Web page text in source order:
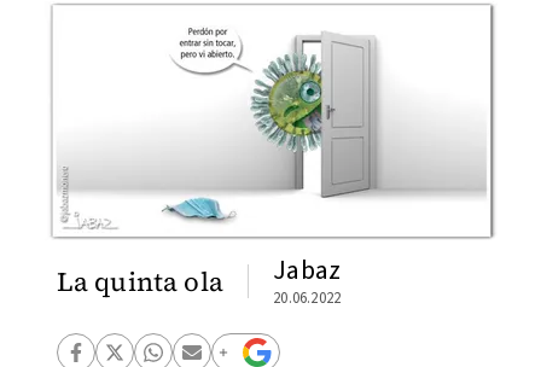
La quinta ola Jabaz
20.06.2022